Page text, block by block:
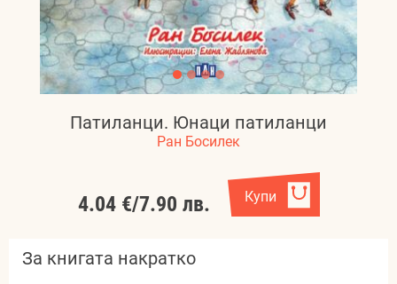
Патиланци. Юнаци патиланци
Ран Босилек
4.04 €/7.90 лв. Купи
За книгата накратко